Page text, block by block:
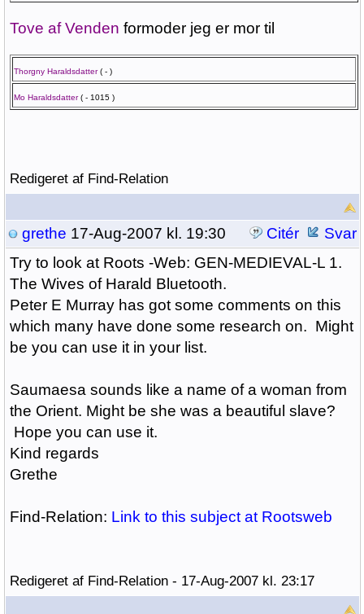
Tove af Venden formoder jeg er mor til
Thorgny Haraldsdatter( - )
Mo Haraldsdatter( - 1015 )
Redigeret af Find-Relation
grethe 17-Aug-2007 kl. 19:30 Citér
Svar
Try to look at Roots -Web: GEN-MEDIEVAL-L 1.
The Wives of Harald Bluetooth.
Peter E Murray has got some comments on this
which many have done some research on. Might
be you can use it in your list.
Saumaesa sounds like a name of a woman from
the Orient. Might be she was a beautiful slave?
Hope you can use it.
Kind regards
Grethe
Find-Relation: Link to this subject at Rootsweb
Redigeret af Find-Relation - 17-Aug-2007 kl. 23:17